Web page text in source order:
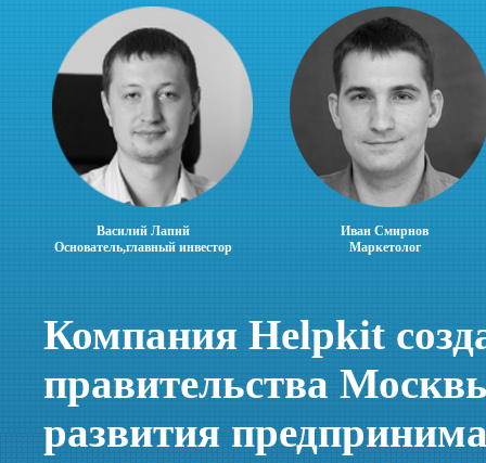
Василий Лапий
Основатель,главный инвестор
Иван Смирнов
Маркетолог
Компания Helpkit
правительства
развития